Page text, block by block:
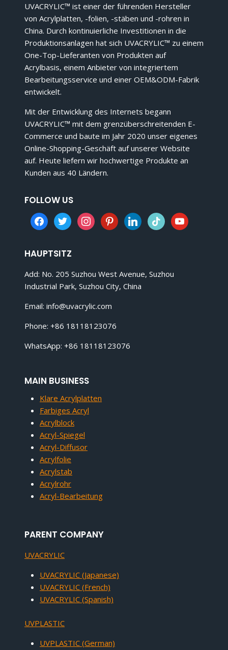
UVACRYLIC™ ist einer der führenden Hersteller
von Acrylplatten, -folien, -stäben und -rohren in
China. Durch kontinuierliche Investitionen in die
Produktionsanlagen hat sich UVACRYLIC™ zu einem
One-Top-Lieferanten von Produkten auf
Acrylbasis, einem Anbieter von integriertem
Bearbeitungsservice und einer OEM&ODM-Fabrik
entwickelt.
Mit der Entwicklung des Internets begann
UVACRYLIC™ mit dem grenzüberschreitenden E-
Commerce und baute im Jahr 2020 unser eigenes
Online-Shopping-Geschäft auf unserer Website
auf. Heute liefern wir hochwertige Produkte an
Kunden aus 40 Ländern.
FOLLOW US
facebooktwitterinstagrampinterestlinkedintiktok youtube
HAUPTSITZ
Add: No. 205 Suzhou West Avenue, Suzhou
Industrial Park, Suzhou City, China
Email: info@uvacrylic.com
Phone: +86 18118123076
WhatsApp: +86 18118123076
MAIN BUSINESS
Klare Acrylplatten
Farbiges Acryl
Acrylblock
Acryl-Spiegel
Acryl-Diffusor
Acrylfolie
Acrylstab
Acrylrohr
Acryl-Bearbeitung
PARENT COMPANY
UVACRYLIC
UVACRYLIC (Japanese)
UVACRYLIC (French)
UVACRYLIC (Spanish)
UVPLASTIC
UVPLASTIC (German)